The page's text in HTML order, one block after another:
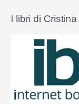
I libri di